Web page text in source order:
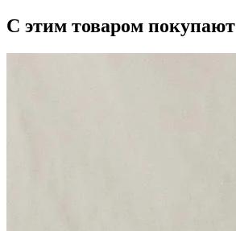
С этим товаром покупают